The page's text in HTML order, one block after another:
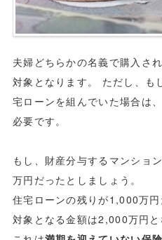
夫婦どちらかの名義で購入さ
対象となります。 ただし、も
宅ローンを組んでいた場合は
必要です。
もし、財産分与するマンショ
万円だったとしましょう。
住宅ローンの残りが1,000万
対象となる金額は2,000万円と